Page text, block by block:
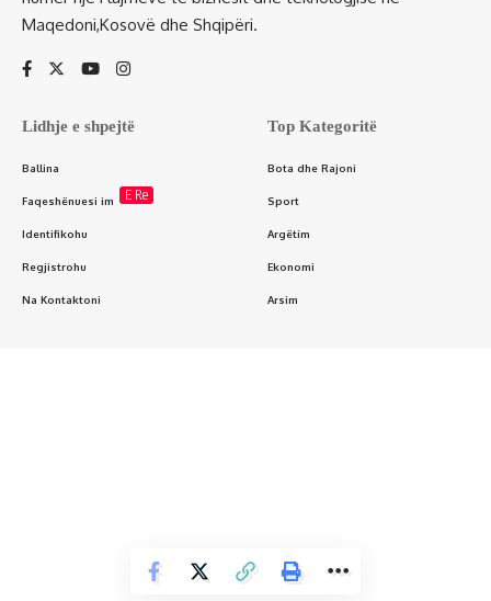
Maqedoni,Kosovë dhe Shqipëri.
Lidhje e shpejtë
Ballina
Faqeshënuesi im E Re
Identifikohu
Regjistrohu
Na Kontaktoni
Top Kategoritë
Bota dhe Rajoni
Sport
Argëtim
Ekonomi
Arsim